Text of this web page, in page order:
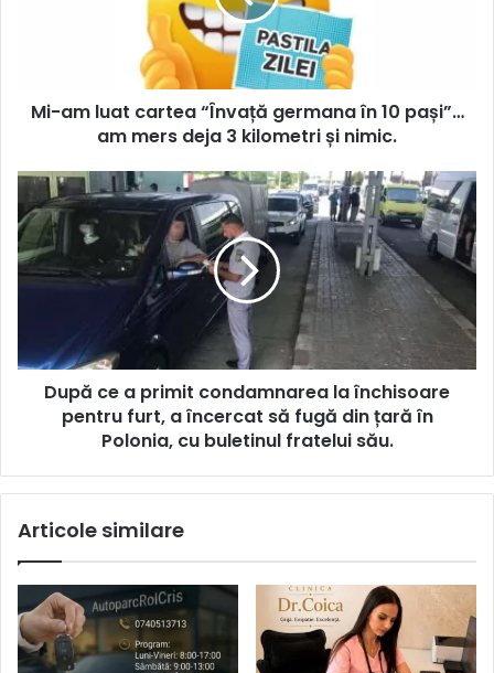
Mi-am luat cartea “Învață germana în 10 pași”…
am mers deja 3 kilometri și nimic.
După ce a primit condamnarea la închisoare
pentru furt, a încercat să fugă din țară în
Polonia, cu buletinul fratelui său.
Articole similare